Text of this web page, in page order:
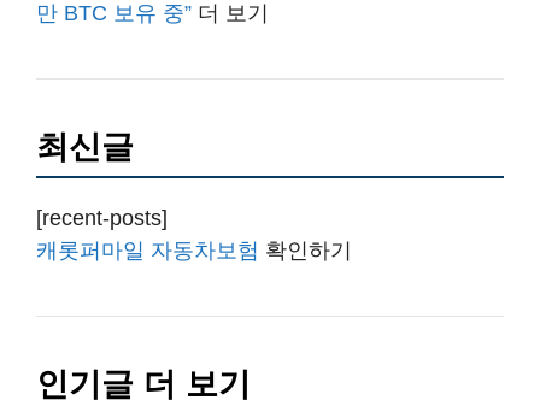
만 BTC 보유 중” 더 보기
최신글
[recent-posts]
캐롯퍼마일 자동차보험 확인하기
인기글 더 보기